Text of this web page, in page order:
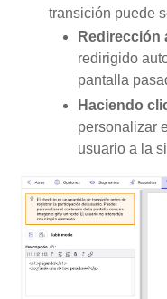
transición puede
Redirección
redirigido
pantalla
Haciendo
personalizar
usuario a la